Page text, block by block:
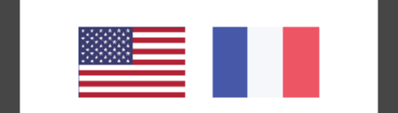
Point contrasté
Graphique:Logo imprimé sur la poitrine
Composition[Matière principale] 100% coton